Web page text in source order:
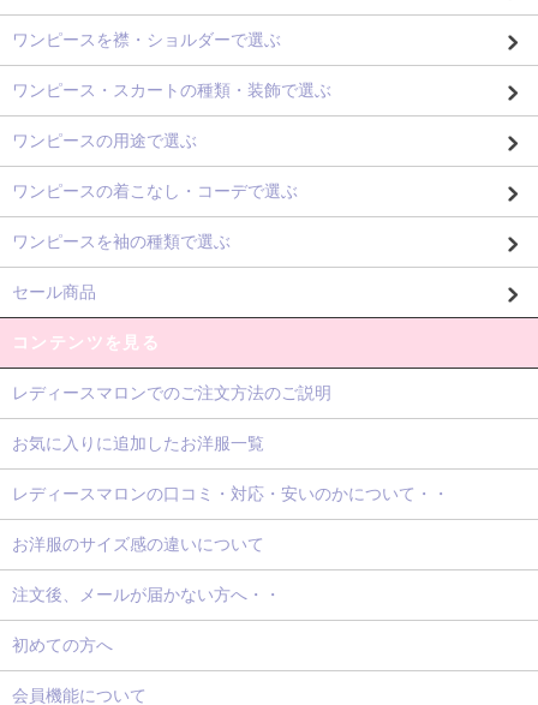
ワンピースを襟・ショルダーで選ぶ
ワンピース・スカートの種類・装飾で選ぶ
ワンピースの用途で選ぶ
ワンピースの着こなし・コーデで選ぶ
ワンピースを袖の種類で選ぶ
セール商品
コンテンツを見る
レディースマロンでのご注文方法のご説明
お気に入りに追加したお洋服一覧
レディースマロンの口コミ・対応・安いのかについて・・
お洋服のサイズ感の違いについて
注文後、メールが届かない方へ・・
初めての方へ
会員機能について